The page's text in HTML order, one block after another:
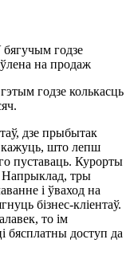
годзе
на продаж
годзе колькасць
дзе прыбытак
кажуць, што лепш
пуставаць. Курорты
Напрыклад, тры
і ўваход на
бізнес-кліентаў.
то ім
бясплатны доступ да